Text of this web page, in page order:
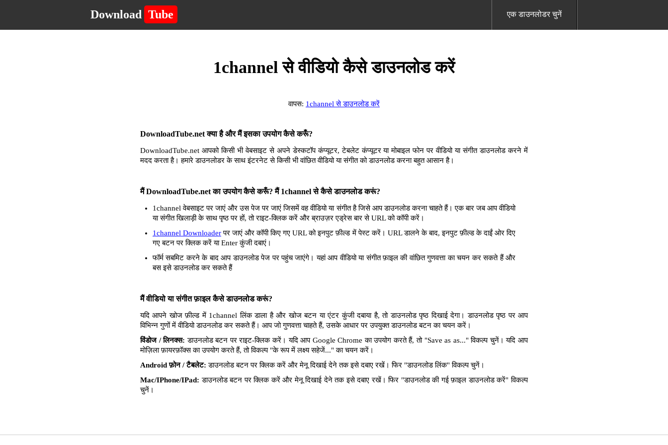
Download Tube एक डाउनलोडर चुनें
1channel से वीडियो कैसे डाउनलोड करें
वापस: 1channel से डाउनलोड करें
DownloadTube.net क्या है और मैं इसका उपयोग कैसे करूँ?
DownloadTube.net आपको किसी भी वेबसाइट से अपने डेस्कटॉप कंप्यूटर, टेबलेट कंप्यूटर या मोबाइल फोन पर वीडियो या संगीत डाउनलोड करने में
मदद करता है। हमारे डाउनलोडर के साथ इंटरनेट से किसी भी वांछित वीडियो या संगीत को डाउनलोड करना बहुत आसान है।
मैं DownloadTube.net का उपयोग कैसे करूँ? मैं 1channel से कैसे डाउनलोड करूं?
1channel वेबसाइट पर जाएं और उस पेज पर जाएं जिसमें वह वीडियो या संगीत है जिसे आप डाउनलोड करना चाहते हैं। एक बार जब आप वीडियो
या संगीत खिलाड़ी के साथ पृष्ठ पर हों, तो राइट-क्लिक करें और ब्राउज़र एड्रेस बार से URL को कॉपी करें।
1channel Downloaderपर जाएं और कॉपी किए गए URL को इनपुट फ़ील्ड में पेस्ट करें। URL डालने के बाद, इनपुट फ़ील्ड के दाईं ओर दिए
गए बटन पर क्लिक करें या Enter कुंजी दबाएं।
फॉर्म सबमिट करने के बाद आप डाउनलोड पेज पर पहुंच जाएंगे। यहां आप वीडियो या संगीत फ़ाइल की वांछित गुणवत्ता का चयन कर सकते हैं और
बस इसे डाउनलोड कर सकते हैं
मैं वीडियो या संगीत फ़ाइल कैसे डाउनलोड करूं?
यदि आपने खोज फ़ील्ड में 1channel लिंक डाला है और खोज बटन या एंटर कुंजी दबाया है, तो डाउनलोड पृष्ठ दिखाई देगा। डाउनलोड पृष्ठ पर आप
विभिन्न गुणों में वीडियो डाउनलोड कर सकते हैं। आप जो गुणवत्ता चाहते हैं, उसके आधार पर उपयुक्त डाउनलोड बटन का चयन करें।
विंडोज / लिनक्स: डाउनलोड बटन पर राइट-क्लिक करें। यदि आप Google Chrome का उपयोग करते हैं, तो "Save as as..." विकल्प चुनें। यदि आप
मोज़िला फ़ायरफ़ॉक्स का उपयोग करते हैं, तो विकल्प "के रूप में लक्ष्य सहेजें..." का चयन करें।
Android फ़ोन / टैबलेट: डाउनलोड बटन पर क्लिक करें और मेनू दिखाई देने तक इसे दबाए रखें। फिर "डाउनलोड लिंक" विकल्प चुनें।
Mac/IPhone/IPad: डाउनलोड बटन पर क्लिक करें और मेनू दिखाई देने तक इसे दबाए रखें। फिर "डाउनलोड की गई फ़ाइल डाउनलोड करें" विकल्प
चुनें।